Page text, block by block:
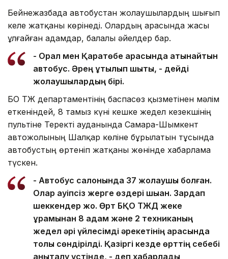
Бейнежазбада автобустан жолаушылардың шығып
келе жатқаны көрінеді. Олардың арасында жасы
ұлғайған адамдар, балалы әйелдер бар.
- Орал мен Қаратөбе арасында қатынайтын
автобус. Әрең құтылып шықтық, - дейді
жолаушылардың бірі.
БҚО ТЖ департаментінің баспасөз қызметінен мәлім
еткеніндей, 8 тамыз күні кешке жедел кезекшінің
пультіне Теректі ауданында Самара-Шымкент
автожолының Шалқар көліне бұрылатын тұсында
автобустың өртеніп жатқаны жөнінде хабарлама
түскен.
- Автобус салонында 37 жолаушы болған.
Олар қауіпсіз жерге өздері шыққан. Зардап
шеккендер жоқ. Өрт БҚО ТЖД жеке
құрамынан 8 адам және 2 техниканың
жедел әрі үйлесімді әрекетінің арқасында
толық сөндірілді. Қазіргі кезде өрттің себебі
анықталу үстінде, - деп хабарлады